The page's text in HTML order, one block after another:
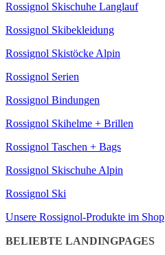
Rossignol Skischuhe Langlauf
Rossignol Skibekleidung
Rossignol Skistöcke Alpin
Rossignol Serien
Rossignol Bindungen
Rossignol Skihelme + Brillen
Rossignol Taschen + Bags
Rossignol Skischuhe Alpin
Rossignol Ski
Unsere Rossignol-Produkte im Shop
BELIEBTE LANDINGPAGES